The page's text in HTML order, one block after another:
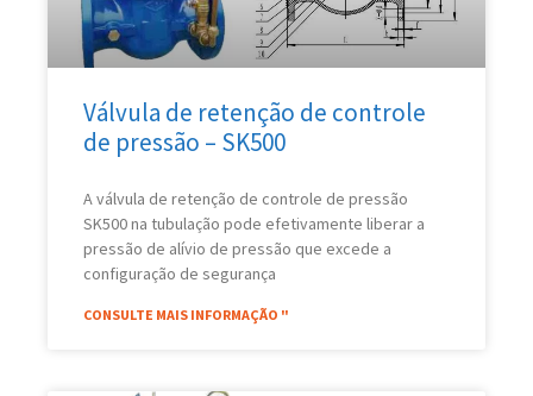
Válvula de retenção de controle
de pressão – SK500
A válvula de retenção de controle de pressão
SK500 na tubulação pode efetivamente liberar a
pressão de alívio de pressão que excede a
configuração de segurança
CONSULTE MAIS INFORMAÇÃO "